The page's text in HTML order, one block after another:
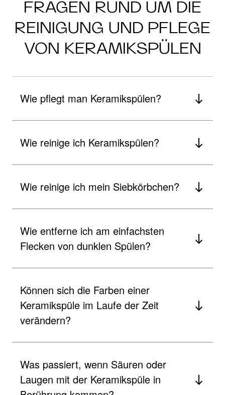
FRAGEN RUND UM DIE
REINIGUNG UND PFLEGE
VON KERAMIKSPÜLEN
Wie pflegt man Keramikspülen?
Wie reinige ich Keramikspülen?
Wie reinige ich mein Siebkörbchen?
Wie entferne ich am einfachsten
Flecken von dunklen Spülen?
Können sich die Farben einer
Keramikspüle im Laufe der Zeit
verändern?
Was passiert, wenn Säuren oder
Laugen mit der Keramikspüle in